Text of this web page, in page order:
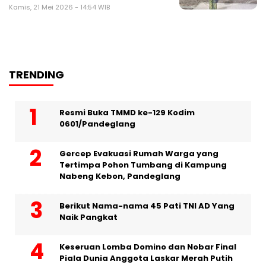
Kamis, 21 Mei 2026 - 14:54 WIB
TRENDING
Resmi Buka TMMD ke-129 Kodim
0601/Pandeglang
Gercep Evakuasi Rumah Warga yang
Tertimpa Pohon Tumbang di Kampung
Nabeng Kebon, Pandeglang
Berikut Nama-nama 45 Pati TNI AD Yang
Naik Pangkat
Keseruan Lomba Domino dan Nobar Final
Piala Dunia Anggota Laskar Merah Putih